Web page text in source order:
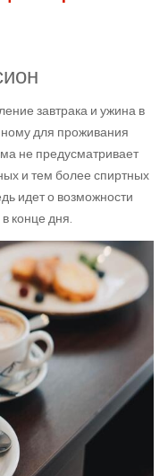
завтрака и ужина в
для проживания
не предусматривает
и тем более спиртных
идет о возможности
конце дня.